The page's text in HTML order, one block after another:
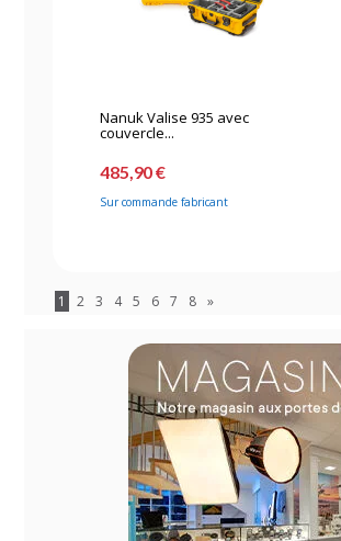
Nanuk Valise 935 avec
couvercle...
485,90 €
Sur commande fabricant
1 2 3 4 5 6 7 8 »